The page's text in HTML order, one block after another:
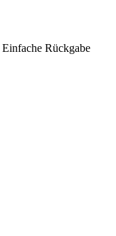
Einfache Rückgabe